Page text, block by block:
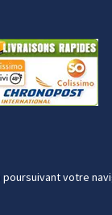
poursuivant votre